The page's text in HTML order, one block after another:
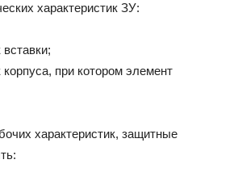
характеристик ЗУ:
при котором элемент
характеристик, защитные